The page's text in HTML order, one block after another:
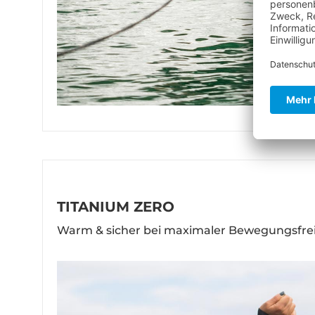
TITANIUM ZERO
Warm & sicher bei maximaler